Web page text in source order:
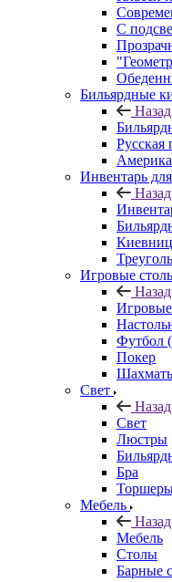
С
Бильярдные
Назад
Русская
Инвентарь
Назад
Игровые
Назад
Футбол
Покер
Свет
Назад
Свет
Люстры
Бра
Мебель
Назад
Мебель
Столы
Барные